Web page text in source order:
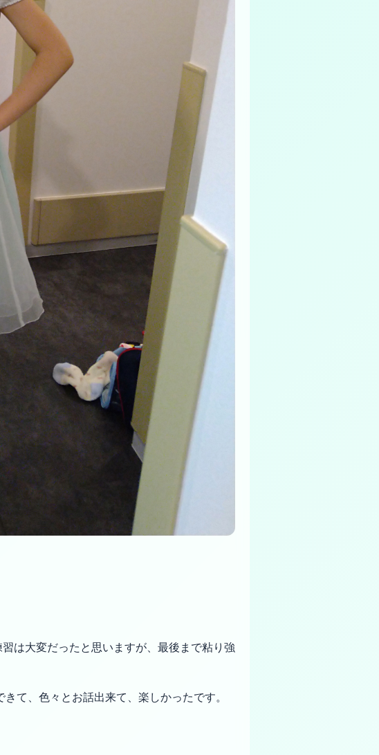
は大変だったと思いますが、最後まで粘り強
て、色々とお話出来て、楽しかったです。